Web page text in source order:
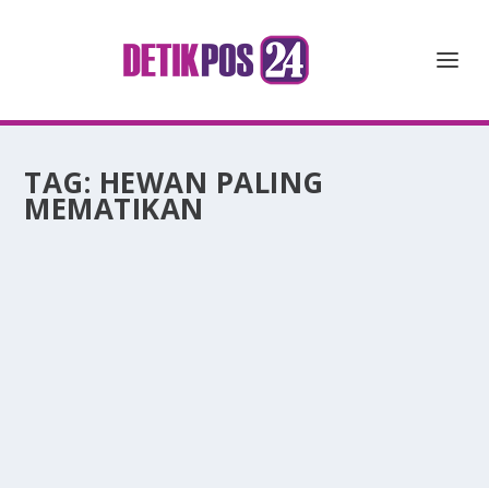
TAG: HEWAN PALING
MEMATIKAN